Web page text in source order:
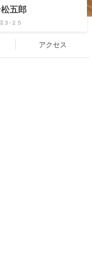
五郎
３-２５
アクセス